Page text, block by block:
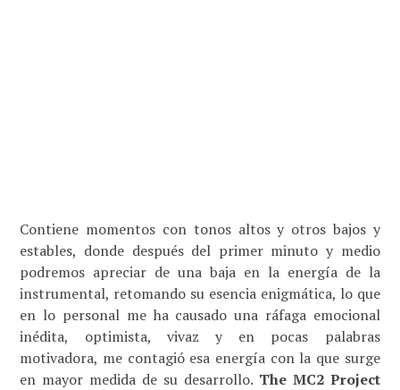
Contiene momentos con tonos altos y otros bajos y
estables, donde después del primer minuto y medio
podremos apreciar de una baja en la energía de la
instrumental, retomando su esencia enigmática, lo que
en lo personal me ha causado una ráfaga emocional
inédita, optimista, vivaz y en pocas palabras
motivadora, me contagió esa energía con la que surge
en mayor medida de su desarrollo. The MC2 Project